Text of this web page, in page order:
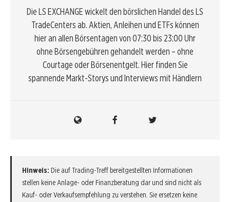
Die LS EXCHANGE wickelt den börslichen Handel des LS
TradeCenters ab. Aktien, Anleihen und ETFs können
hier an allen Börsentagen von 07:30 bis 23:00 Uhr
ohne Börsengebühren gehandelt werden – ohne
Courtage oder Börsenentgelt. Hier finden Sie
spannende Markt-Storys und Interviews mit Händlern
Hinweis: Die auf Trading-Treff bereitgestellten Informationen
stellen keine Anlage- oder Finanzberatung dar und sind nicht als
Kauf- oder Verkaufsempfehlung zu verstehen. Sie ersetzen keine